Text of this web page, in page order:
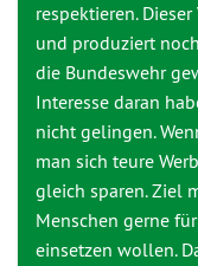
respektieren.
und produziert
die Bundeswehr
Interesse daran
nicht gelingen.
man sich teure
gleich sparen. Ziel
Menschen gerne
einsetzen wollen.